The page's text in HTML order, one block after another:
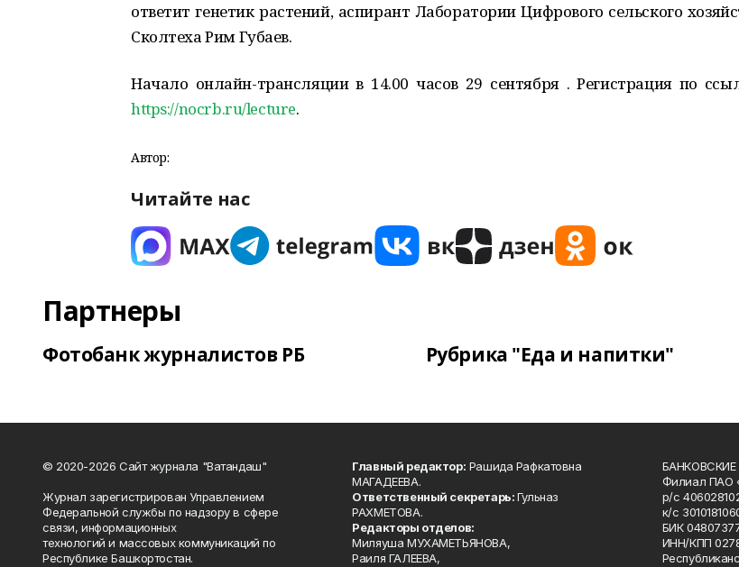
ответитгенетик растений, аспирант Лаборатории Цифрового сельского
Сколтеха Рим Губаев.
Начало онлайн-трансляциив 14.00 часов 29 сентября .Регистрация по
https://nocrb.ru/lecture.
Автор:
Читайте нас
Партнеры
Фотобанк журналистов РБ Рубрика "Еда и напитки"
© 2020-2026 Сайт журнала "Ватандаш"
Журнал зарегистрирован Управлением
Федеральной службы по надзору в сфере
связи, информационных
технологий и массовых коммуникаций по
Республике Башкортостан.
Главный редактор: Рашида Рафкатовна
МАГАДЕЕВА.
Ответственный секретарь:Гульназ
РАХМЕТОВА.
Редакторы отделов:
Миляуша МУХАМЕТЬЯНОВА,
Раиля ГАЛЕЕВА,
БАНКОВСКИЕ
Филиал ПАО
р/с
к/с
БИК
ИНН/КПП